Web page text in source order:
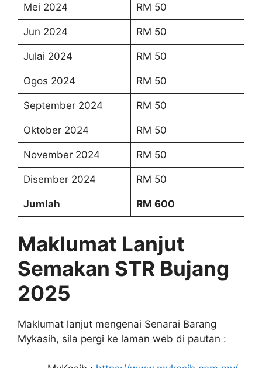
Mei 2024 RM 50
Jun 2024 RM 50
Julai 2024 RM 50
Ogos 2024 RM 50
September 2024 RM 50
Oktober 2024 RM 50
November 2024 RM 50
Disember 2024 RM 50
Jumlah RM 600
Maklumat Lanjut
Semakan STR Bujang
2025
Maklumat lanjut mengenai Senarai Barang
Mykasih, sila pergi ke laman web di pautan :